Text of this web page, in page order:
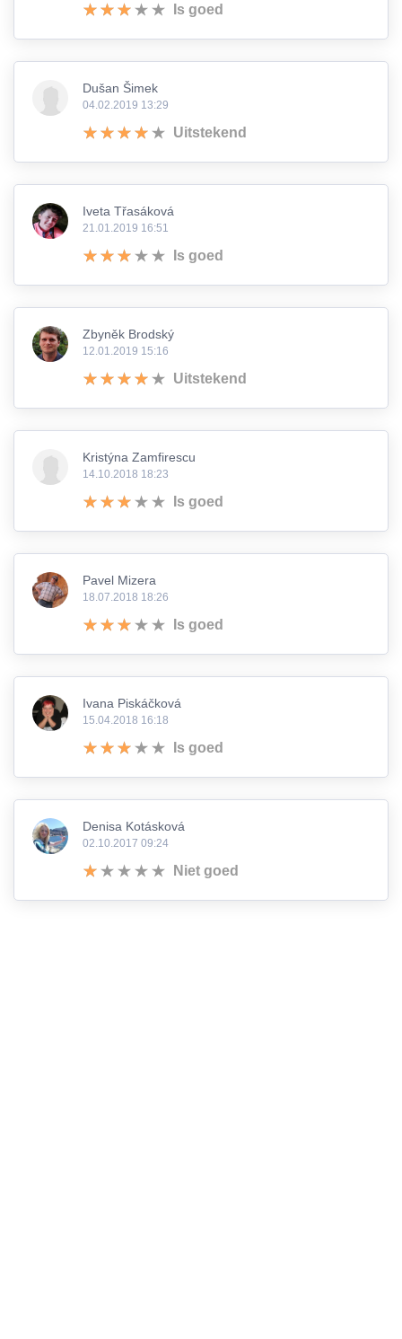
Is goed
Dušan Šimek
04.02.2019 13:29
Uitstekend
Iveta Třasáková
21.01.2019 16:51
Is goed
Zbyněk Brodský
12.01.2019 15:16
Uitstekend
Kristýna Zamfirescu
14.10.2018 18:23
Is goed
Pavel Mizera
18.07.2018 18:26
Is goed
Ivana Piskáčková
15.04.2018 16:18
Is goed
Denisa Kotásková
02.10.2017 09:24
Niet goed